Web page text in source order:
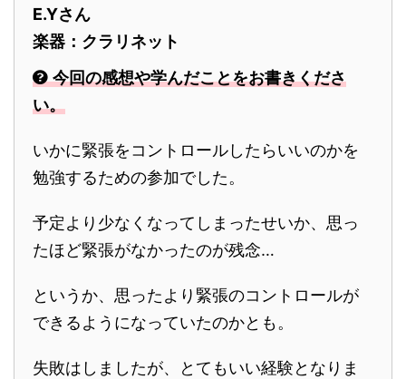
E.Yさん
楽器：クラリネット
今回の感想や学んだことをお書きくださ
い。
いかに緊張をコントロールしたらいいのかを
勉強するための参加でした。
予定より少なくなってしまったせいか、思っ
たほど緊張がなかったのが残念…
というか、思ったより緊張のコントロールが
できるようになっていたのかとも。
失敗はしましたが、とてもいい経験となりま